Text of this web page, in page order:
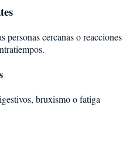
cercanas o reacciones
bruxismo o fatiga